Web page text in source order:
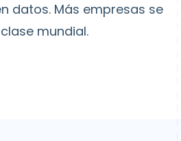
datos. Más empresas se
mundial.